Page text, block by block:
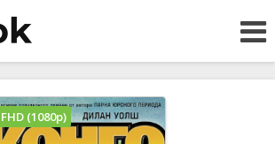
FHD (1080p)